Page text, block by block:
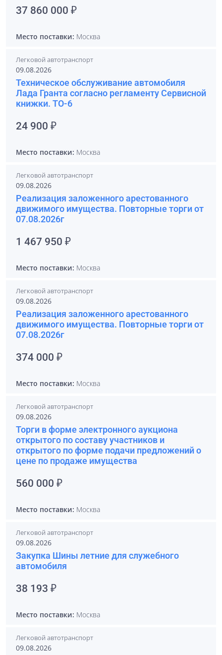
37 860 000 ₽
Место поставки: Москва
Легковой автотранспорт
09.08.2026
Техническое обслуживание автомобиля
Лада Гранта согласно регламенту Сервисной
книжки. ТО-6
24 900 ₽
Место поставки: Москва
Легковой автотранспорт
09.08.2026
Реализация заложенного арестованного
движимого имущества. Повторные торги от
07.08.2026г
1 467 950 ₽
Место поставки: Москва
Легковой автотранспорт
09.08.2026
Реализация заложенного арестованного
движимого имущества. Повторные торги от
07.08.2026г
374 000 ₽
Место поставки: Москва
Легковой автотранспорт
09.08.2026
Торги в форме электронного аукциона
открытого по составу участников и
открытого по форме подачи предложений о
цене по продаже имущества
560 000 ₽
Место поставки: Москва
Легковой автотранспорт
09.08.2026
Закупка Шины летние для служебного
автомобиля
38 193 ₽
Место поставки: Москва
Легковой автотранспорт
09.08.2026